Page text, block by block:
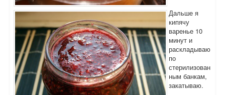
Дальше я
кипячу
варенье 10
минут и
раскладываю
по
стерилизован
ным банкам,
закатываю.